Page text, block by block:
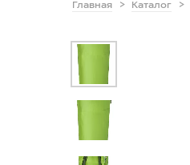
Главная Каталог